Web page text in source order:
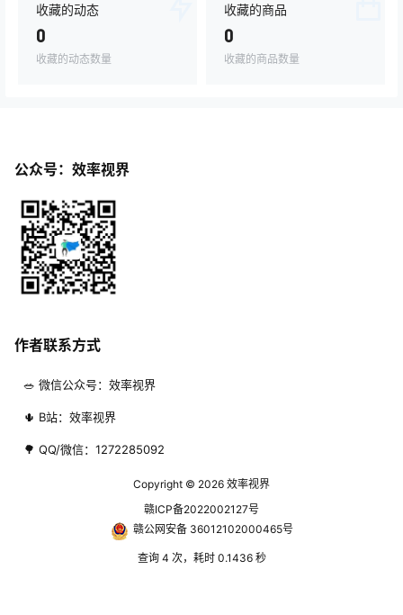
收藏的动态
0
收藏的动态数量
收藏的商品
0
收藏的商品数量
公众号：效率视界
作者联系方式
🥗 微信公众号：效率视界
🌵 B站：效率视界
🌳 QQ/微信：1272285092
Copyright © 2026 效率视界
赣ICP备2022002127号
赣公网安备 36012102000465号
查询 4 次，耗时 0.1436 秒